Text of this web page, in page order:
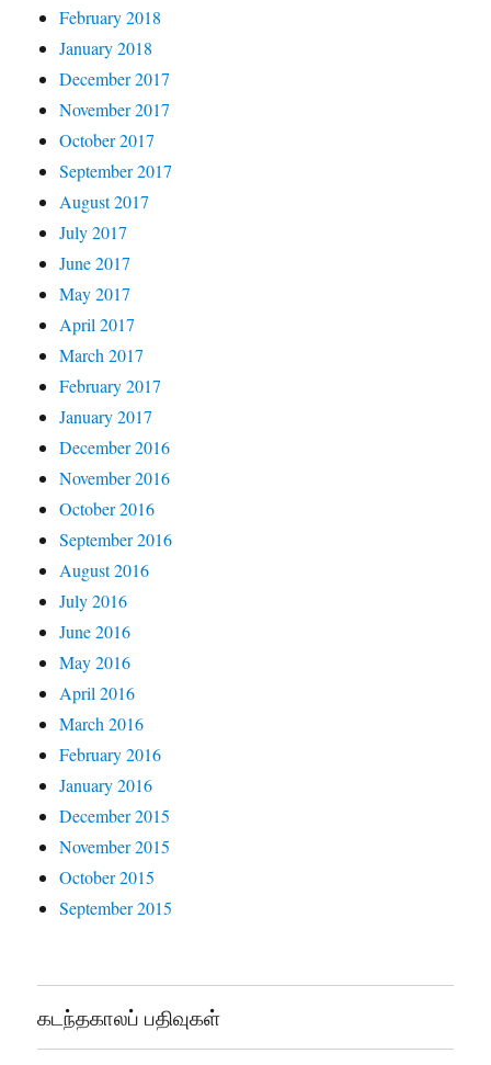
February 2018
January 2018
December 2017
November 2017
October 2017
September 2017
August 2017
July 2017
June 2017
May 2017
April 2017
March 2017
February 2017
January 2017
December 2016
November 2016
October 2016
September 2016
August 2016
July 2016
June 2016
May 2016
April 2016
March 2016
February 2016
January 2016
December 2015
November 2015
October 2015
September 2015
கடந்தகாலப் பதிவுகள்